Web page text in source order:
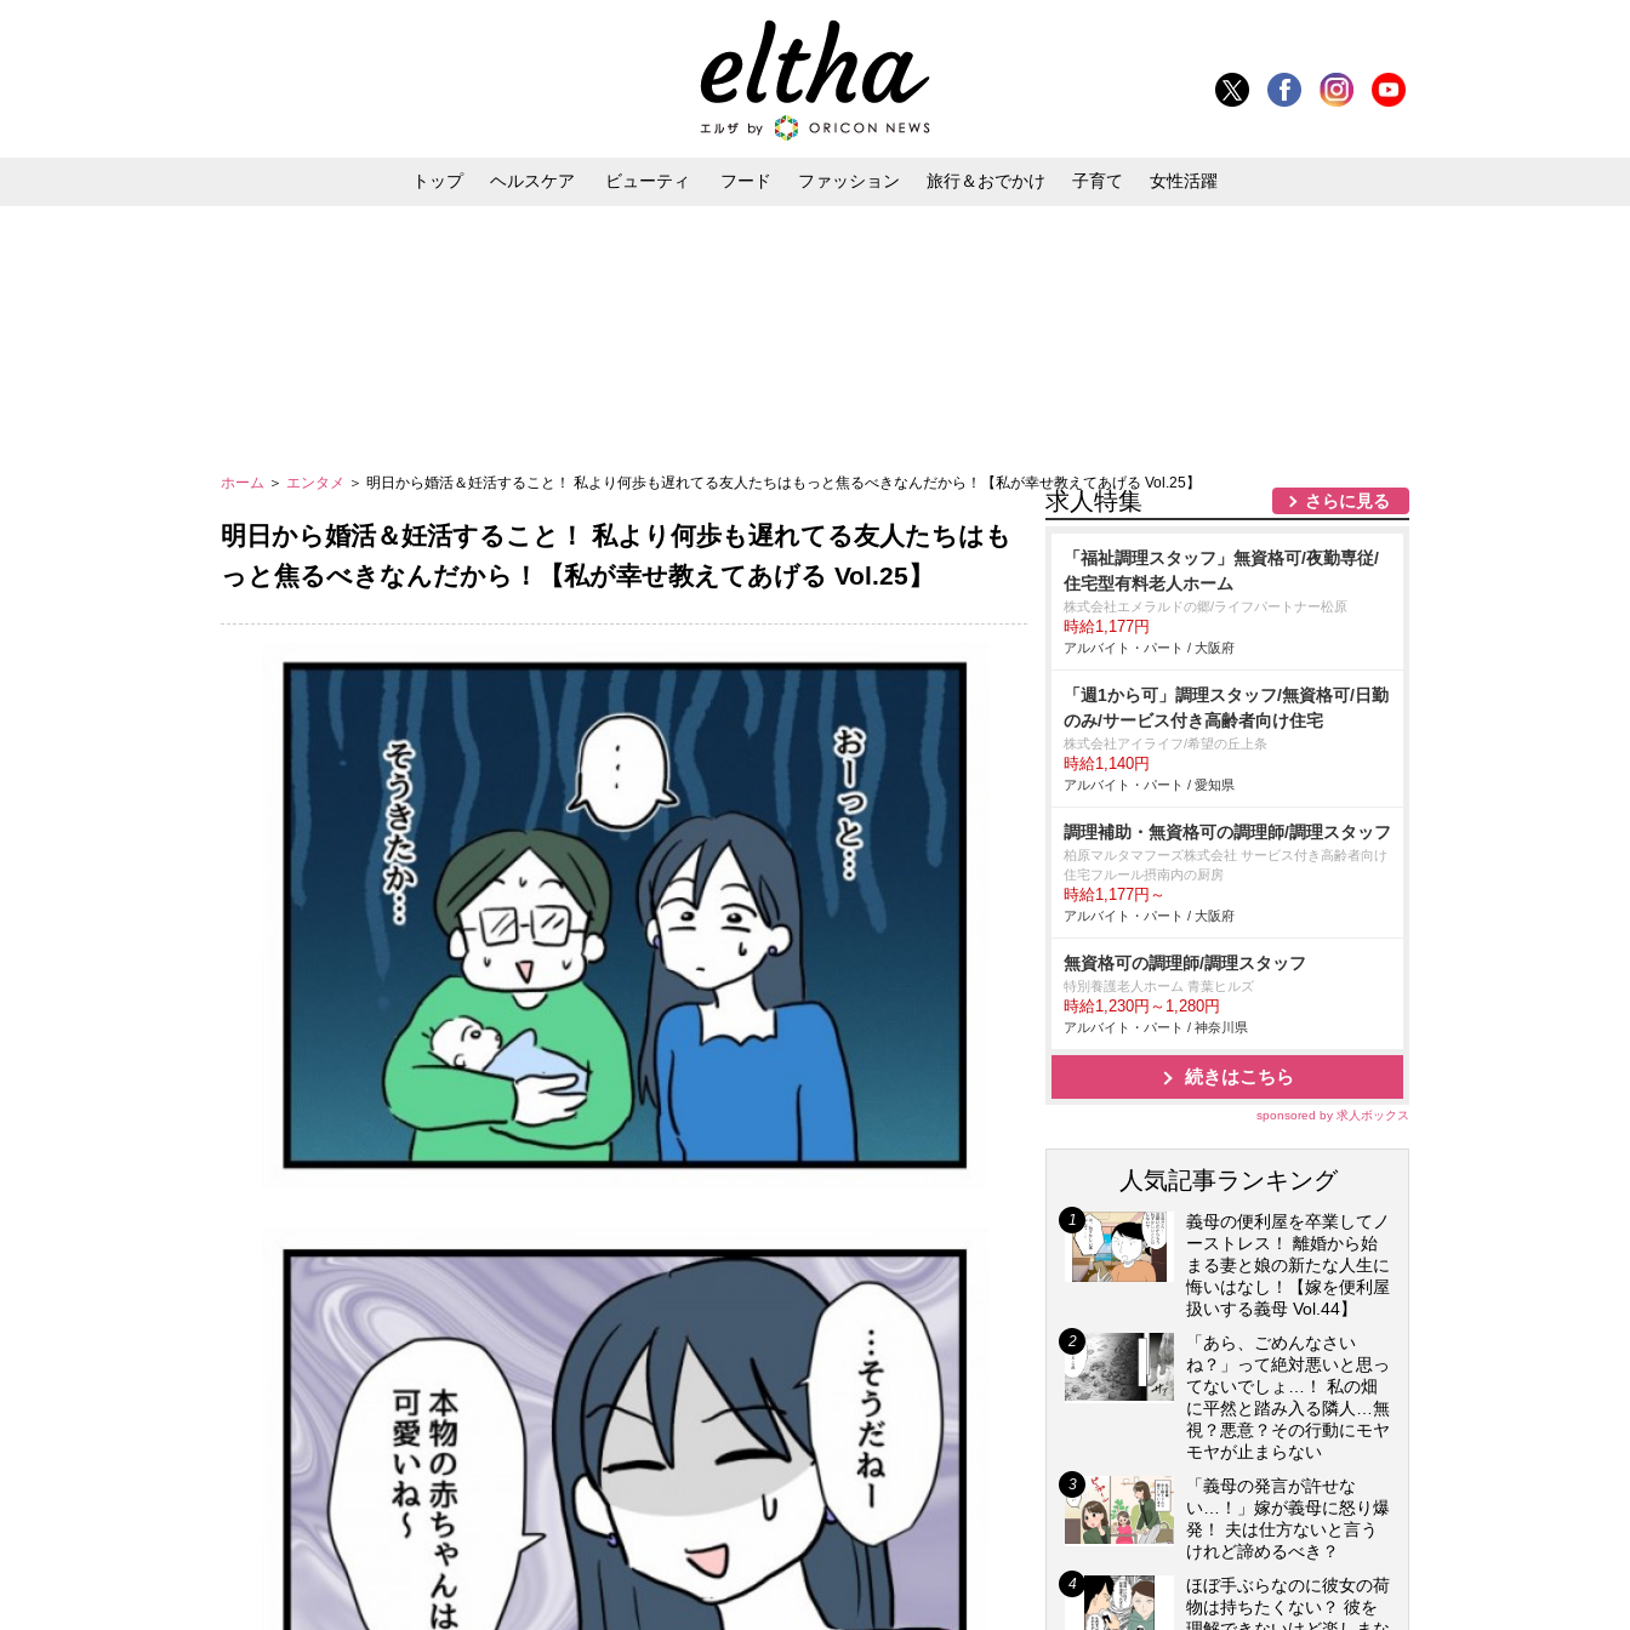
トップ ヘルスケア ビューティ フード ファッション 旅行＆おでかけ 子育て 女性活躍
ホーム ＞ エンタメ ＞ 明日から婚活＆妊活すること！ 私より何歩も遅れてる友人たちはもっと焦るべきなんだから！【私が幸せ教えてあげる Vol.25】
明日から婚活＆妊活すること！ 私より何歩も遅れてる友人たちはも
っと焦るべきなんだから！【私が幸せ教えてあげる Vol.25】
求人特集 さらに見る
「福祉調理スタッフ」無資格可/夜勤専従/
住宅型有料老人ホーム
株式会社エメラルドの郷/ライフパートナー松原
時給1,177円
アルバイト・パート / 大阪府
「週1から可」調理スタッフ/無資格可/日勤
のみ/サービス付き高齢者向け住宅
株式会社アイライフ/希望の丘上条
時給1,140円
アルバイト・パート / 愛知県
調理補助・無資格可の調理師/調理スタッフ
柏原マルタマフーズ株式会社 サービス付き高齢者向け
住宅フルール摂南内の厨房
時給1,177円～
アルバイト・パート / 大阪府
無資格可の調理師/調理スタッフ
特別養護老人ホーム 青葉ヒルズ
時給1,230円～1,280円
アルバイト・パート / 神奈川県
続きはこちら
sponsored by 求人ボックス
人気記事ランキング
義母の便利屋を卒業してノ
ーストレス！ 離婚から始
まる妻と娘の新たな人生に
悔いはなし！【嫁を便利屋
扱いする義母 Vol.44】
「あら、ごめんなさい
ね？」って絶対悪いと思っ
てないでしょ…！ 私の畑
に平然と踏み入る隣人…無
視？悪意？その行動にモヤ
モヤが止まらない
「義母の発言が許せな
い…！」嫁が義母に怒り爆
発！ 夫は仕方ないと言う
けれど諦めるべき？
ほぼ手ぶらなのに彼女の荷
物は持ちたくない？ 彼を